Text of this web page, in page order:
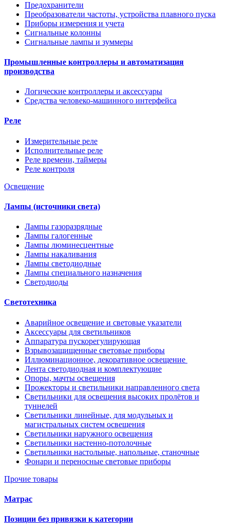
Предохранители
Преобразователи частоты, устройства плавного пуска
Приборы измерения и учета
Сигнальные колонны
Сигнальные лампы и зуммеры
Промышленные контроллеры и автоматизация
производства
Логические контроллеры и аксессуары
Средства человеко-машинного интерфейса
Реле
Измерительные реле
Исполнительные реле
Реле времени, таймеры
Реле контроля
Освещение
Лампы (источники света)
Лампы газоразрядные
Лампы галогенные
Лампы люминесцентные
Лампы накаливания
Лампы светодиодные
Лампы специального назначения
Светодиоды
Светотехника
Аварийное освещение и световые указатели
Аксессуары для светильников
Аппаратура пускорегулирующая
Взрывозащищенные световые приборы
Иллюминационное, декоративное освещение
Лента светодиодная и комплектующие
Опоры, мачты освещения
Прожекторы и светильники направленного света
Светильники для освещения высоких пролётов и
туннелей
Светильники линейные, для модульных и
магистральных систем освещения
Светильники наружного освещения
Светильники настенно-потолочные
Светильники настольные, напольные, станочные
Фонари и переносные световые приборы
Прочие товары
Матрас
Позиции без привязки к категории